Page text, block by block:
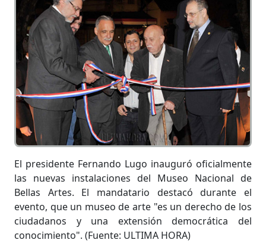
El presidente Fernando Lugo inauguró oficialmente
las nuevas instalaciones del Museo Nacional de
Bellas Artes. El mandatario destacó durante el
evento, que un museo de arte "es un derecho de los
ciudadanos y una extensión democrática del
conocimiento". (Fuente: ULTIMA HORA)